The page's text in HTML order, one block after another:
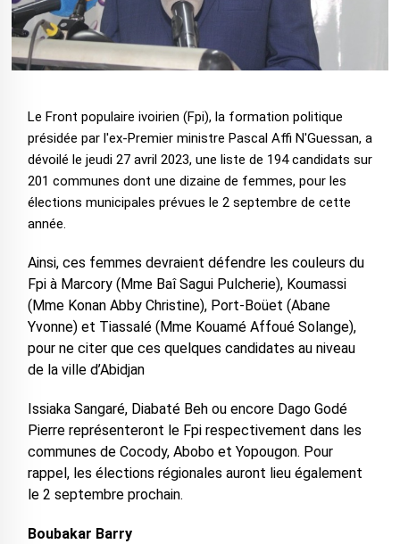
Le Front populaire ivoirien (Fpi), la formation politique
présidée par l'ex-Premier ministre Pascal Affi N'Guessan, a
dévoilé le jeudi 27 avril 2023, une liste de 194 candidats sur
201 communes dont une dizaine de femmes, pour les
élections municipales prévues le 2 septembre de cette
année.
Ainsi, ces femmes devraient défendre les couleurs du
Fpi à Marcory (Mme Baî Sagui Pulcherie), Koumassi
(Mme Konan Abby Christine), Port-Boüet (Abane
Yvonne) et Tiassalé (Mme Kouamé Affoué Solange),
pour ne citer que ces quelques candidates au niveau
de la ville d’Abidjan
Issiaka Sangaré, Diabaté Beh ou encore Dago Godé
Pierre représenteront le Fpi respectivement dans les
communes de Cocody, Abobo et Yopougon. Pour
rappel, les élections régionales auront lieu également
le 2 septembre prochain.
Boubakar Barry